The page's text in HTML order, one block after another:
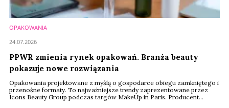
OPAKOWANIA
PPWR zmienia rynek opakowań. Branża beauty
pokazuje nowe rozwiązania
Opakowania projektowane z myślą o gospodarce obiegu zamkniętego i
przenośne formaty. To najważniejsze trendy zaprezentowane przez
Icons Beauty Group podczas targów MakeUp in Paris. Producent
24.07.2026